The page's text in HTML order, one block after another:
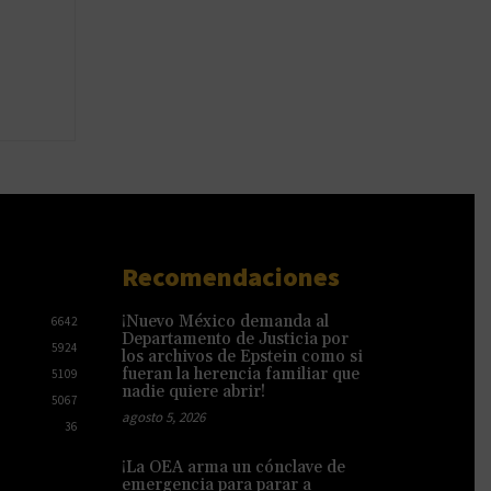
6642
5924
5109
5067
36
Recomendaciones
¡Nuevo México demanda al
Departamento de Justicia por
los archivos de Epstein como si
fueran la herencia familiar que
nadie quiere abrir!
agosto 5, 2026
¡La OEA arma un cónclave de
emergencia para parar a